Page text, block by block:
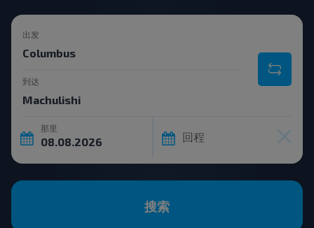
出发
到达
那里
回程
搜索